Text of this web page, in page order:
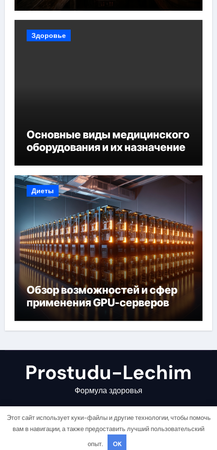
Здоровье
Основные виды медицинского
оборудования и их назначение
Диеты
Обзор возможностей и сфер
применения GPU-серверов
Prostudu-Lechim
Формула здоровья
Copyright © All rights reserved |
Этот сайт использует куки-файлы и другие технологии, чтобы помочь
вам в навигации, а также предоставить лучший пользовательский
опыт.
OK